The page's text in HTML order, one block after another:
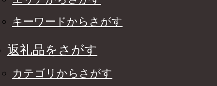
キーワードからさがす
返礼品をさがす
カテゴリからさがす